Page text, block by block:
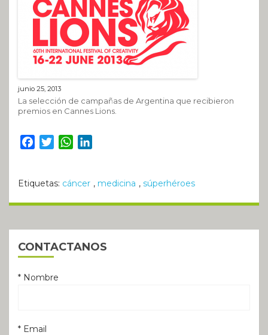
junio 25, 2013
La selección de campañas de Argentina que recibieron
premios en Cannes Lions.
Facebook
TwitterWhatsApp
Etiquetas: cáncer , medicina , súperhéroes
CONTACTANOS
* Nombre
* Email